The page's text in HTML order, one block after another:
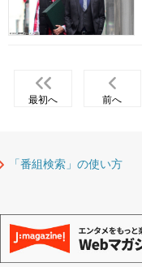
最初へ 前へ
「番組検索」の使い方